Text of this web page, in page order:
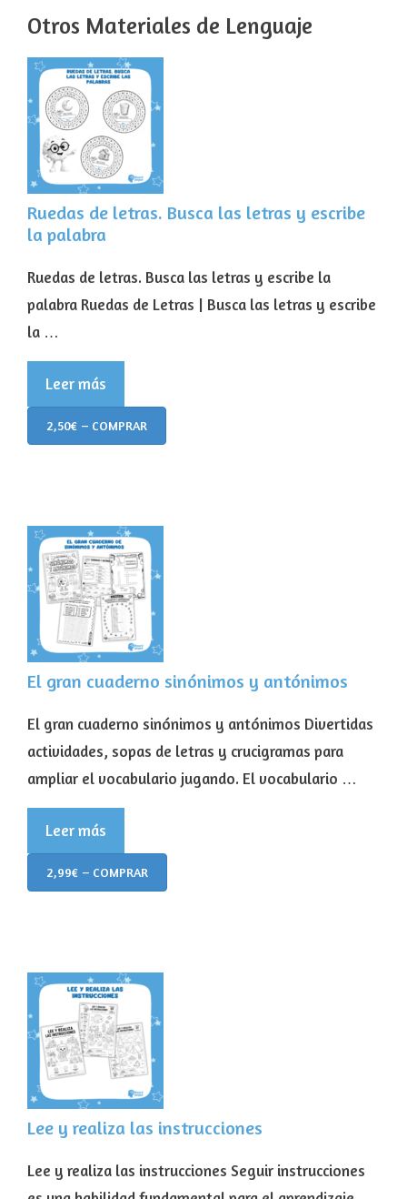
Otros Materiales de Lenguaje
Ruedas de letras. Busca las letras y escribe
la palabra
Ruedas de letras. Busca las letras y escribe la
palabra Ruedas de Letras | Busca las letras y escribe
la …
Leer más
2,50€ – COMPRAR
El gran cuaderno sinónimos y antónimos
El gran cuaderno sinónimos y antónimos Divertidas
actividades, sopas de letras y crucigramas para
ampliar el vocabulario jugando. El vocabulario …
Leer más
2,99€ – COMPRAR
Lee y realiza las instrucciones
Lee y realiza las instrucciones Seguir instrucciones